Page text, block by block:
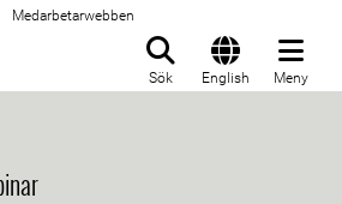
Medarbetarwebben
Sök English Meny